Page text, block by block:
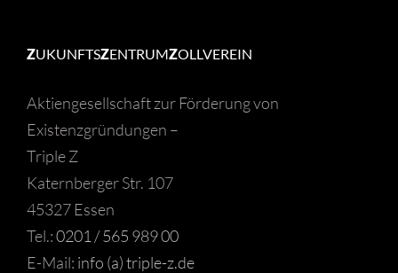
ZUKUNFTSZENTRUMZOLLVEREIN
Aktiengesellschaft zur Förderung von
Existenzgründungen –
Triple Z
Katernberger Str. 107
45327 Essen
Tel.:0201 / 565 989 00
E-Mail: info (a) triple-z.de